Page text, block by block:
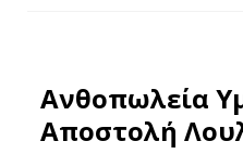
Ανθοπωλεία
Αποστολή